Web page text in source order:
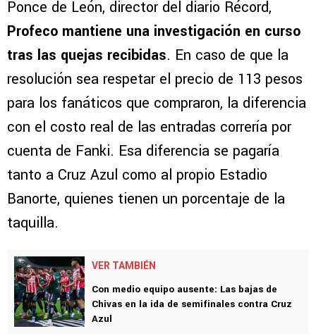
Ponce de León, director del diario Récord,
Profeco mantiene una investigación en curso
tras las quejas recibidas. En caso de que la
resolución sea respetar el precio de 113 pesos
para los fanáticos que compraron, la diferencia
con el costo real de las entradas correría por
cuenta de Fanki. Esa diferencia se pagaría
tanto a Cruz Azul como al propio Estadio
Banorte, quienes tienen un porcentaje de la
taquilla.
VER TAMBIÉN
Con medio equipo ausente: Las bajas de
Chivas en la ida de semifinales contra Cruz
Azul